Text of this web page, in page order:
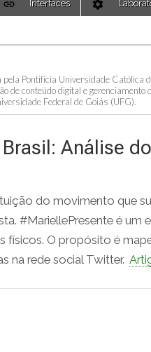
Interfaces
Pontifícia Universidade Católica
de conteúdo digital e
Federal de Goiás (UFG).
Análise
do movimento que
#MariellePresente é
físicos. O propósito é
na rede social Twitter.